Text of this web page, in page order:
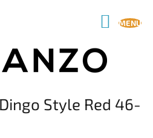
KOSÁR
Style Red 46-